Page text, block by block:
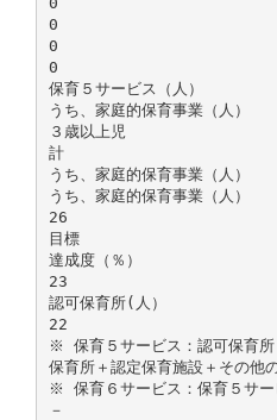
0
0
0
保育５サービス（人）
うち、家庭的保育事業（人）
３歳以上児
計
うち、家庭的保育事業（人）
うち、家庭的保育事業（人）
26
目標
達成度（％）
23
認可保育所(人）
22
※ 保育５サービス：認可保育所
保育所＋認定保育施設＋その他
※ 保育６サービス：保育５サー
－